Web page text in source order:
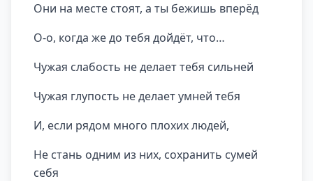
Они на месте стоят, а ты бежишь вперёд
О-о, когда же до тебя дойдёт, что…
Чужая слабость не делает тебя сильней
Чужая глупость не делает умней тебя
И, если рядом много плохих людей,
Не стань одним из них, сохранить сумей
себя